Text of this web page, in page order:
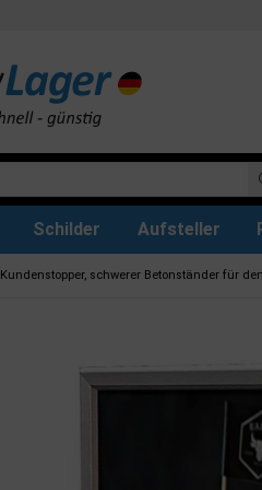
Schilder Aufsteller
Kundenstopper, schwerer Betonständer für